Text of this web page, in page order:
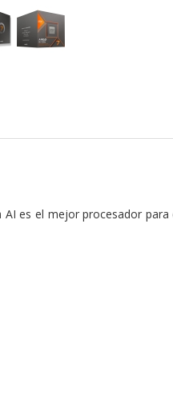
AI es el mejor procesador